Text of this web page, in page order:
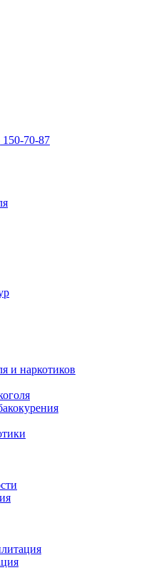
70-87
и наркотиков